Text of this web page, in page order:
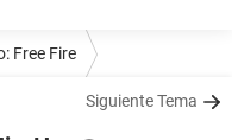
Free Fire
Siguiente Tema